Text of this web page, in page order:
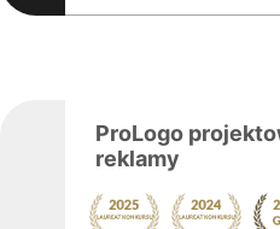
ProLogo
reklamy